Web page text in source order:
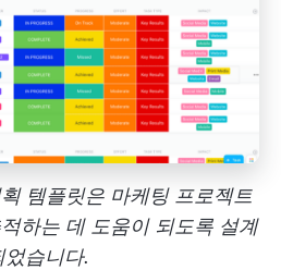
템플릿은 마케팅 프로젝트
하는 데 도움이 되도록 설계
었습니다.